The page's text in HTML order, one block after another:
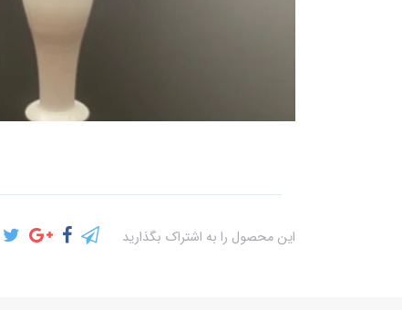
این محصول را به اشتراک بگذارید